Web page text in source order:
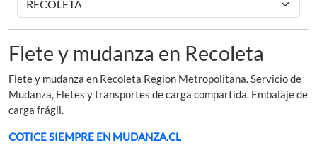
Flete y mudanza en Recoleta
Flete y mudanza en Recoleta Region Metropolitana. Servicio de
Mudanza, Fletes y transportes de carga compartida. Embalaje de
carga frágil.
COTICE SIEMPRE EN MUDANZA.CL